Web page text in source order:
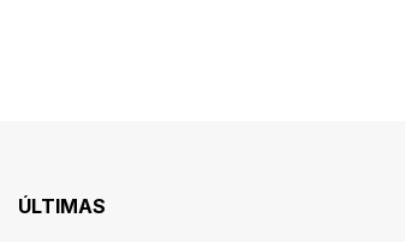
ÚLTIMAS